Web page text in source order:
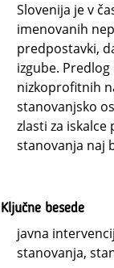
Slovenija je v
imenovanih
predpostavki,
izgube.
nizkoprofitnih
stanovanjsko
zlasti za
stanovanja naj
Ključne besede
javna
stanovanja,